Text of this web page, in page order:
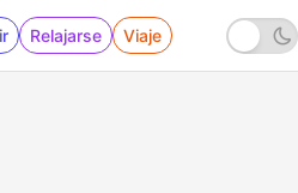
Relajarse Viaje